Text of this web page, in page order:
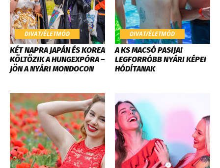
DIVAT/ÉLETMÓD
KÉT NAPRA JAPÁN ÉS KOREA
KÖLTÖZIK A HUNGEXPÓRA –
JÖN A NYÁRI MONDOCON
DIVAT/ÉLETMÓD
A KS MACSÓ PASIJAI
LEGFORRÓBB NYÁRI KÉPEI
HÓDÍTANAK